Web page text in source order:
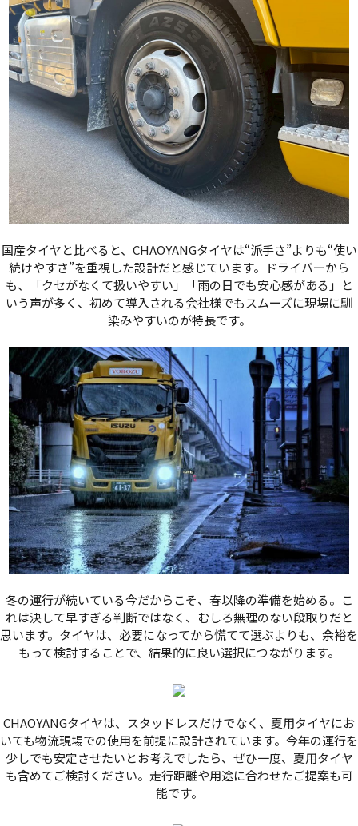
国産タイヤと比べると、CHAOYANGタイヤは“派手さ”よりも“使い
続けやすさ”を重視した設計だと感じています。ドライバーから
も、「クセがなくて扱いやすい」「雨の日でも安心感がある」と
いう声が多く、初めて導入される会社様でもスムーズに現場に馴
染みやすいのが特長です。
冬の運行が続いている今だからこそ、春以降の準備を始める。こ
れは決して早すぎる判断ではなく、むしろ無理のない段取りだと
思います。タイヤは、必要になってから慌てて選ぶよりも、余裕を
もって検討することで、結果的に良い選択につながります。
CHAOYANGタイヤは、スタッドレスだけでなく、夏用タイヤにお
いても物流現場での使用を前提に設計されています。今年の運行を
少しでも安定させたいとお考えでしたら、ぜひ一度、夏用タイヤ
も含めてご検討ください。走行距離や用途に合わせたご提案も可
能です。